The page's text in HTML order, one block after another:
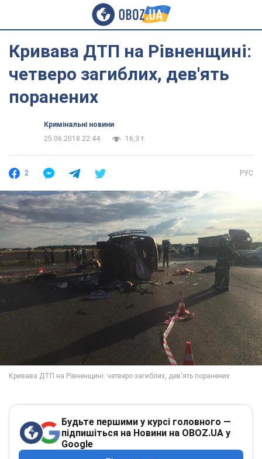
Кривава ДТП на Рівненщині:
четверо загиблих, дев'ять
поранених
Кримінальні новини
25.06.2018 22:44
16,3 т.
2 РУС
Будьте першими у курсі головного —
підпишіться на Новини на OBOZ.UA у
Google